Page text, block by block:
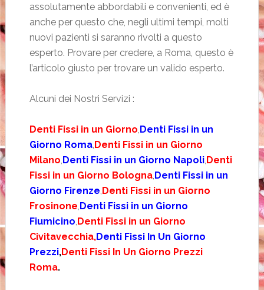
assolutamente abbordabili e convenienti, ed è
anche per questo che, negli ultimi tempi, molti
nuovi pazienti si saranno rivolti a questo
esperto. Provare per credere, a Roma, questo è
l’articolo giusto per trovare un valido esperto.
Alcuni dei Nostri Servizi :
Denti Fissi in un Giorno Denti Fissi in un
Giorno Roma, Denti Fissi in un Giorno
Milano Denti Fissi in un Giorno Napoli, Denti
Fissi in un Giorno Bologna, Denti Fissi in un
Giorno Firenze Denti Fissi in un Giorno
Frosinone Denti Fissi in un Giorno
Fiumicino Denti Fissi in un Giorno
Civitavecchia,Denti Fissi In Un Giorno
Prezzi,Denti Fissi In Un Giorno Prezzi
Roma.